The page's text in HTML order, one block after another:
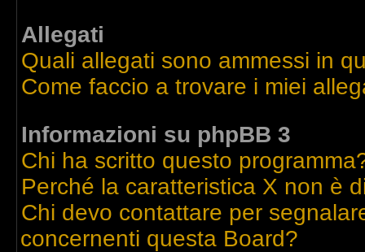
Allegati
Quali allegati sono ammessi in
Come faccio a trovare i miei
Informazioni su phpBB 3
Chi ha scritto questo
Perché la caratteristica X non è
Chi devo contattare per
concernenti questa Board?